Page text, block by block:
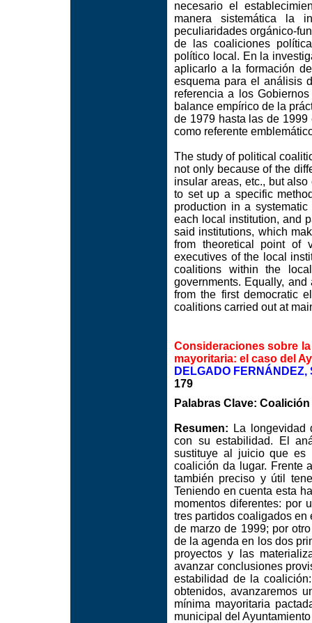
necesario el
manera sistemática la
peculiaridades orgánico-
de las coaliciones
político local. En la
aplicarlo a la formación
esquema para el análisis
referencia a los
balance empírico de la
de 1979 hasta las de
como referente
The study of political
not only because of the
insular areas, etc., but
to set up a specific
production in a
each local institution, and
said institutions, which
from theoretical point of
executives of the local
coalitions within the
governments. Equally,
from the first democratic
coalitions carried out at
Consideraciones sobre
mayoritaria: el caso del
DELGADO
179
Palabras Clave:
Resumen: La longevidad
con su estabilidad. El
sustituye al juicio que es
coalición da lugar. Frente
también preciso y útil
Teniendo en cuenta esta
momentos diferentes: por
tres partidos coaligados en
de marzo de 1999; por
de la agenda en los dos
proyectos y las
avanzar conclusiones
estabilidad de la
obtenidos, avanzaremos
mínima mayoritaria
municipal del